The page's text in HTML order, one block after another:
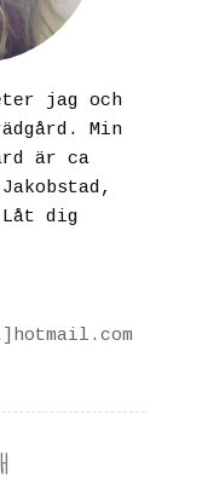
jag och
Min
är ca
dig